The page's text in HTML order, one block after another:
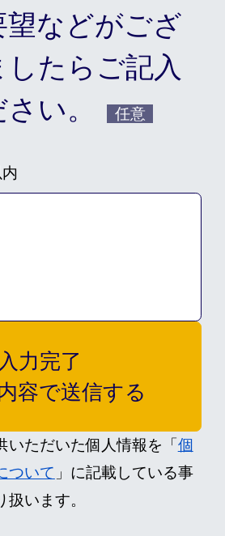
望などがござ
したらご記入
い。
任意
入力完了
容で送信する
ただいた個人情報を「個
ついて 」に記載している事
います。